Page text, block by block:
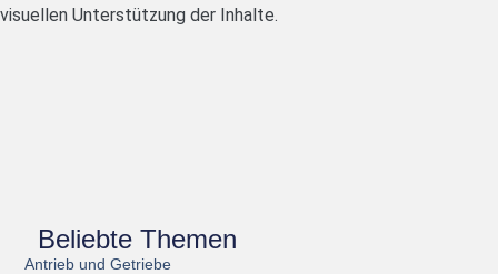
visuellen Unterstützung der Inhalte.
Beliebte Themen
Antrieb und Getriebe